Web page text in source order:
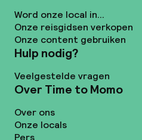
Word onze local in...
Onze reisgidsen verkopen
Onze content gebruiken
Hulp nodig?
Veelgestelde vragen
Over Time to Momo
Over ons
Onze locals
Pers